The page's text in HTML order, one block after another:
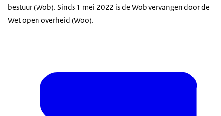
bestuur (Wob). Sinds 1 mei 2022 is de Wob vervangen door de
Wet open overheid (Woo).